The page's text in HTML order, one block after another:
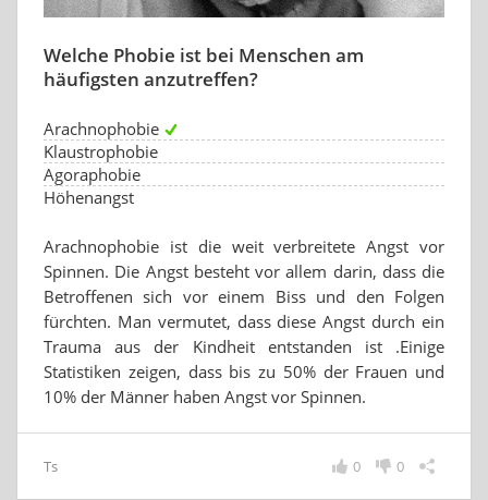
Welche Phobie ist bei Menschen am
häufigsten anzutreffen?
Arachnophobie
Klaustrophobie
Agoraphobie
Höhenangst
Arachnophobie ist die weit verbreitete Angst vor
Spinnen. Die Angst besteht vor allem darin, dass die
Betroffenen sich vor einem Biss und den Folgen
fürchten. Man vermutet, dass diese Angst durch ein
Trauma aus der Kindheit entstanden ist .Einige
Statistiken zeigen, dass bis zu 50% der Frauen und
10% der Männer haben Angst vor Spinnen.
Ts 0
0